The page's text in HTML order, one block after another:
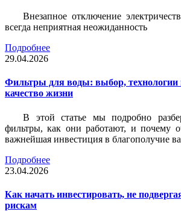
Внезапное отключение
всегда неприятная неожиданность
Подробнее
29.04.2026
Фильтры для воды: выбор, технологии
качество жизни
В этой статье мы подробно
фильтры, как они работают, и почему
важнейшая инвестиция в благополучие
Подробнее
23.04.2026
Как начать инвестировать, не
рискам